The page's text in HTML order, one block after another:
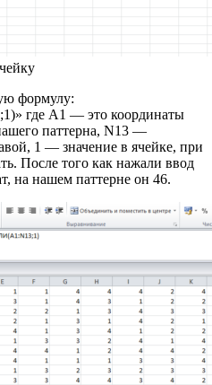
формулу:
где А1 — это координаты
паттерна, N13 —
1 — значение в ячейке, при
После того как нажали ввод
на нашем паттерне он 46.